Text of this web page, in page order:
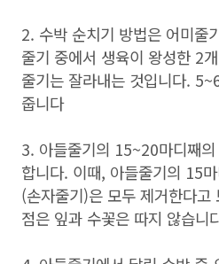
2. 수박 순치기 방법은 어미줄
줄기 중에서 생육이 왕성한 2
줄기는 잘라내는 것입니다.
줍니다
3. 아들줄기의 15~20마디째
합니다. 이때, 아들줄기의 15
(손자줄기)은 모두 제거한다
점은 잎과 수꽃은 따지 않습니